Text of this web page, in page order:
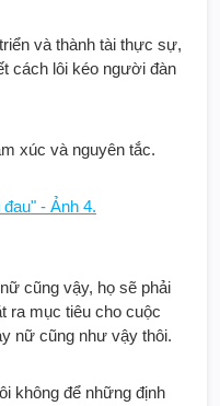
và thành tài thực sự,
cách lôi kéo người đàn
xúc và nguyên tắc.
cũng vậy, họ sẽ phải
ra mục tiêu cho cuộc
nữ cũng như vậy thôi.
không để những định